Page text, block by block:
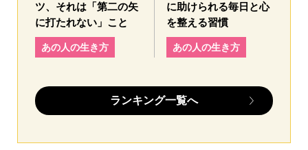
ツ、それは「第二の矢
に打たれない」こと
あの人の生き方
に助けられる毎日と心
を整える習慣
あの人の生き方
ランキング一覧へ